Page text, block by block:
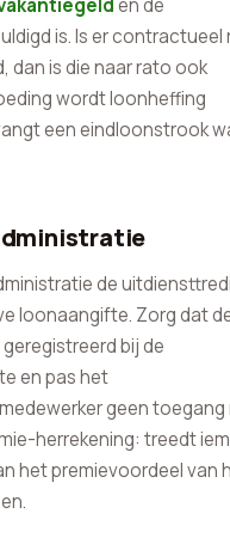
en de
is. Is er contractueel
dan is die naar rato ook
wordt loonheffing
een eindloonstrook
de
loonaangifte. Zorg dat
bij de
en pas het
geen toegang
herrekening: treedt
het premievoordeel van